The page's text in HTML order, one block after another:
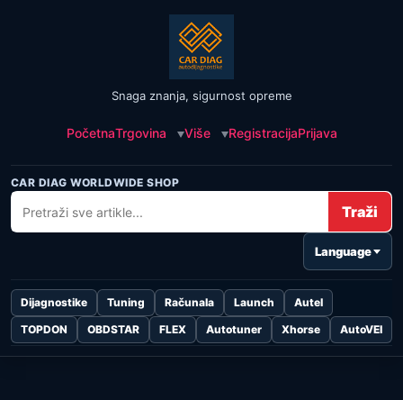
Snaga znanja, sigurnost opreme
PočetnaTrgovina Više RegistracijaPrijava
CAR DIAG WORLDWIDE SHOP
Traži
Language
Dijagnostike Tuning Računala Launch
Autel
TOPDON
OBDSTAR FLEX Autotuner Xhorse AutoVEI
Skip to